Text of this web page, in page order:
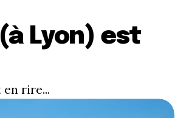
Lyon) est
rire...